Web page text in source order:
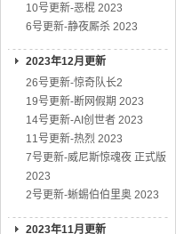
10号更新-恶棍 2023
6号更新-静夜厮杀 2023
2023年12月更新
26号更新-惊奇队长2
19号更新-断网假期 2023
14号更新-AI创世者 2023
11号更新-热烈 2023
7号更新-威尼斯惊魂夜 正式版
2023
2号更新-蜥蜴伯伯里奥 2023
2023年11月更新